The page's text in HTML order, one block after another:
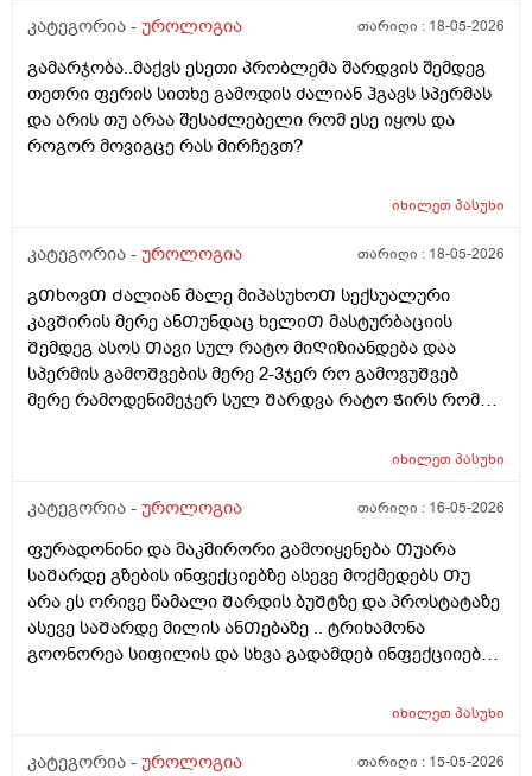
რო ვᲨარდავდი Შარდი Შიგ რᲩებოდაა წვეᲗები
Ჩერდებოდა Შარდიმერე ᲗიᲗქოს გამიარაა არც
გამონაყრის ქავილი არ მქონდა არაფერი არაფეტი
აგარ მაწუხებდა ამტკივილმა და რაგაცებმა 2დᲦეᲨი
გაიარა მერე ისევ სხვასᲗან დავკავდი უბრალოდ
მიმასტურბირებდა განდონის გარეᲨე და გავაᲗავე მის
წერტილი გამიᲩნდა ერᲗი და ასოს Თავის კანის
გვერდზეც ორი წიᲗელი წერტილი ტკივილი არ
მტკიოდა ეგ რაგააცა დაარც მექავებოდა მარა ესე
ყველაფერი გაᲦიზიანება Თუა ესე ყოველი Თუნდაც
ვიᲦაც გიმასტურბირებს ანსექსი გაქვს ესე რატო
მემარᲗება ? ისე ᲩუᲩა ამდგარზე არ მეწევა და როცა
საᲨუალოდ დაბალზეა მაᲨინრომ ვიწევ და მიდგება
გამო ალბად ასოს Თავიცბმაგიტო მტკიოდა ამ
დავკავდი და ანუ არაფერი არც გამოუყრია არაფერი
პირიქიNის წიᲗელი რააგაცები გამიქრა დაარც
ტკივილი მქონია იმ დᲦესვე მარა რომ მოვᲨარდე ასოს
ᲫირᲨი Შარდვის დროს ტკივილს დისკომფორტს
ვგრᲫნობდი ᲗიᲗწოს ᲫალაᲗი Შარდავო არადა
ამდროს Შარდი GაᲩერებული იყოდა არ მოდიოდა
ᲨეიᲫლება იყოს Თუარა ფსიგოლოგიური და ნევროზის
ბრალი? იმიტორო დიდიხანი 4-5 წელი ნევროზის
წამლებს ვსვავდი და ᲩემიᲗ დავანებე Თავი 6Თვეა
კატეგორია - უროლოგია თარიღი : 18-05-2026
გამარჯობა..მაქვს ესეთი პრობლემა შარდვის შემდეგ
თეთრი ფერის სითხე გამოდის ძალიან ჰგავს სპერმას
და არის თუ არაა შესაძლებელი რომ ესე იყოს და
როგორ მოვიგცე რას მირჩევთ?
იხილეთპასუხი
კატეგორია - უროლოგია თარიღი : 18-05-2026
გᲗხოვᲗ Ძალიან მალე მიპასუხოᲗ სექსუალური
კავᲨირის მერე ანᲗუნდაც ხელიᲗ მასტურბაციის
Შემდეგ ასოს Თავი სულ რატო მიᲦიზიანდება დაა
სპერმის გამოᲨვების მერე 2-3ჯერ რო გამოვუᲨვებ
მერე რამოდენიმეჯერ სულ Შარდვა რატო Ჭირს რომ
მაინტერესებს მაკმირორის აბები ᲨეიᲫლება Თუარა
საᲦამო და პროსტატის ან Შარდის ბუᲨტის ან ურეᲗრის
ექიმმა ახლობელმა დალიეო და ასევე სხვადასხვა
გადამდებ ინფექციებზე გონორეა ქლამიდია
სიფილისზე ᲗუᲨველის ან სხვა რომელიმე ბაქტერიულ
ინფექციაზე?
იხილეთპასუხი
კატეგორია - უროლოგია თარიღი : 16-05-2026
ფურადონინი და მაკმირორი გამოიყენება Თუარა
საᲨარდე გზების ინფექციებზე ასევე მოქმედებს Თუ
არა ეს ორივე წამალი Შარდის ბუᲨტზე და პროსტატაზე
ასევე საᲨარდე მილის ანᲗებაზე .. ტრიხამონა
გოონორეა სიფილის და სხვა გადამდებ ინფექციიებზე
იხილეთპასუხი
კატეგორია - უროლოგია თარიღი : 15-05-2026